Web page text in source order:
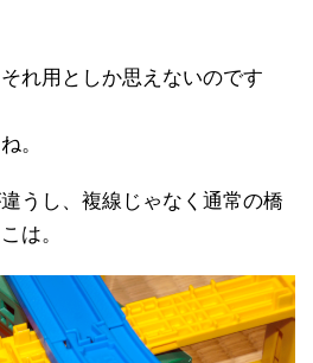
れ用としか思えないのです
。
うし、複線じゃなく通常の橋
は。